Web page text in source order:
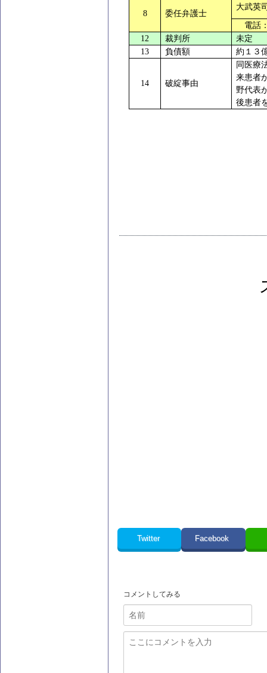
8 委任弁護士
大武英
電話
12
裁判所
未定
13
負債額 約１３
14 破綻事由
同医療
来患者
野代表
後患者
Twitter Facebook
コメントしてみる